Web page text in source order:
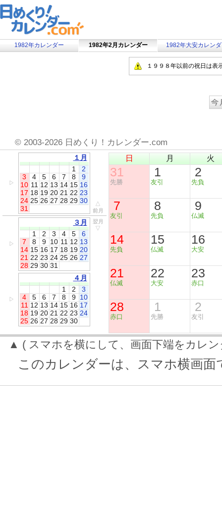
1982年カレンダー 1982年2月カレンダー 1982年大安カレン
１９９８年以前の祝日は表
© 2003-2026 日めくり！カレンダー.com
▷
１月
1
2
3
4 5 6 7 8
9
10 11 12 13 14 15 16
17 18 19 20 21 22 23
24 25 26 27 28 29 30
31
△
前月
▷
３月
1
2 3 4 5
6
7
8 9 10 11 12 13
14 15 16 17 18 19 20
21 22 23 24 25 26 27
28 29 30 31
翌月
▽
▷
４月
1
2
3
4
5 6 7 8 9 10
11 12 13 14 15 16 17
18 19 20 21 22 23 24
25 26 27 28 29 30
日 月 火
31
先勝
1
友引
2
先負
7
友引
8
先負
9
仏滅
14
先負
15
仏滅
16
大安
21
仏滅
22
大安
23
赤口
28
赤口
1
先勝
2
友引
▲ ( スマホを横にして、画面下端をカレ
このカレンダーは、スマホ横画面